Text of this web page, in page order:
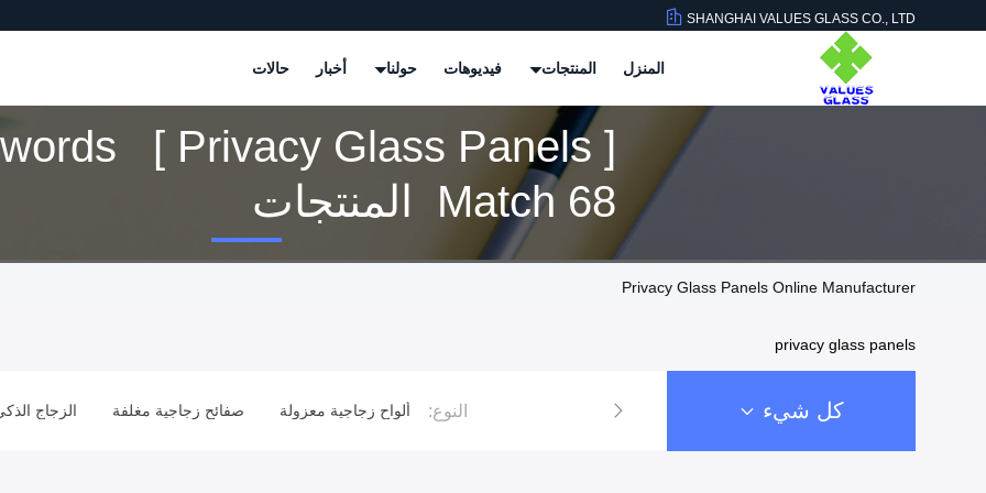
SHANGHAI VALUES GLASS CO., LTD
المنزل المنتجات فيديوهات حولنا أخبار حالات
[ Privacy Glass Panels ]
Match 68 المنتجات
Privacy Glass Panels Online Manufacturer
privacy glass panels
كل شيء النوع:يليّن لوح زجاجيّ ألواح زجاجية معزولة صفائح زجاجية مغلفة الزجاج